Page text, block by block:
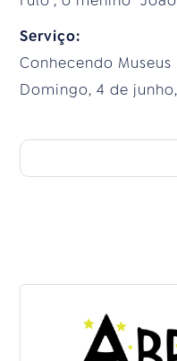
Serviço:
Conhecendo Museus
Domingo, 4 de junho,